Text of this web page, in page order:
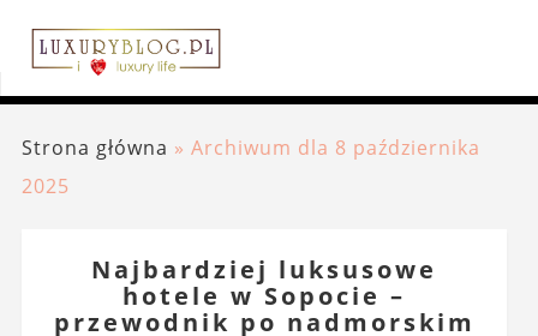
Strona główna » Archiwum dla 8 października
2025
Najbardziej luksusowe
hotele w Sopocie –
przewodnik po nadmorskim